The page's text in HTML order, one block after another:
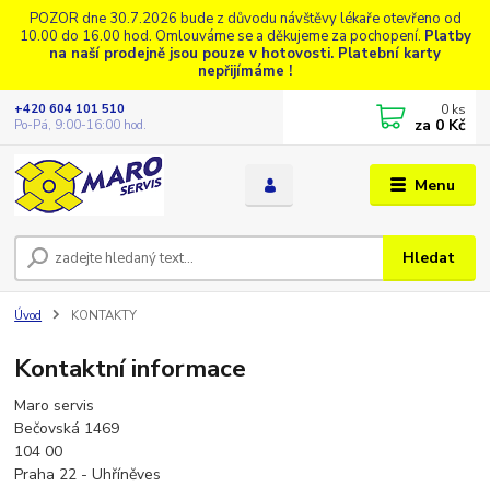
POZOR dne 30.7.2026 bude z důvodu návštěvy lékaře otevřeno od
10.00 do 16.00 hod. Omlouváme se a děkujeme za pochopení. Platby
na naší prodejně jsou pouze v hotovosti. Platební karty
nepřijímáme !
Menu
Hledat
+420 604 101 510
Po-Pá, 9:00-16:00 hod.
0 ks
za 0 Kč
Úvod KONTAKTY
Kontaktní informace
Maro servis
Bečovská 1469
104 00
Praha 22 - Uhříněves